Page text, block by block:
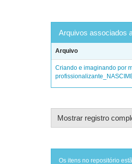
Arquivos associados
Arquivo
Criando e imaginando por
Mostrar registro
Os itens no repositório